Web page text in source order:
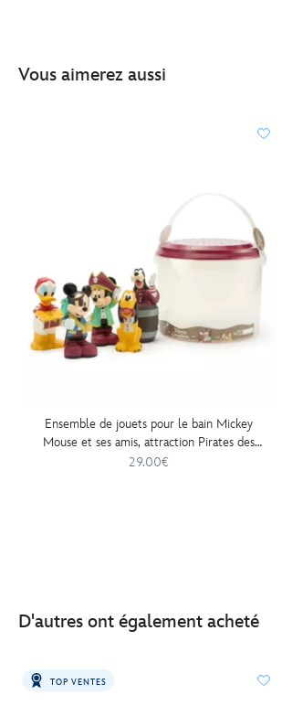
Vous aimerez aussi
Ensemble de jouets pour le bain Mickey
Mouse et ses amis, attraction Pirates des
Caraibes
29.00€
D'autres ont également acheté
TOP VENTES